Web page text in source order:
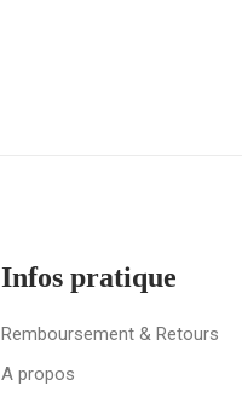
Infos pratique
Remboursement & Retours
A propos